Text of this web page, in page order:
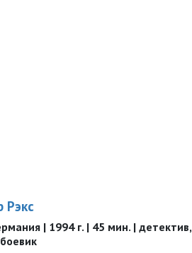
Рэкс
| 1994 г. | 45 мин. | детектив,